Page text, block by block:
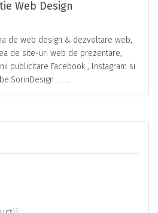
Web Design
de web design & dezvoltare web,
de site-uri web de prezentare,
publicitare Facebook , Instagram si
… ...